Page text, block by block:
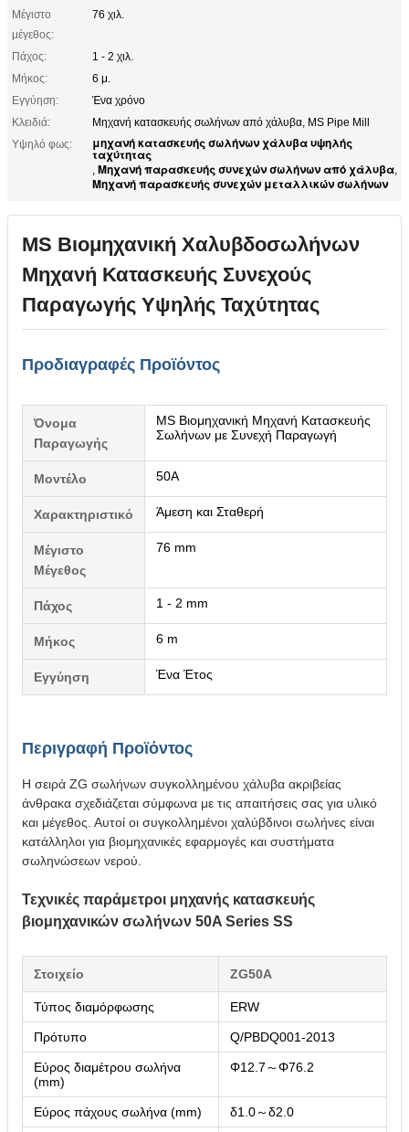
Μέγιστο
μέγεθος:
76 χιλ.
Πάχος:
1 - 2 χιλ.
Μήκος:
6 μ.
Εγγύηση:
Ένα χρόνο
Κλειδιά:
Μηχανή κατασκευής σωλήνων από χάλυβα, MS Pipe Mill
Υψηλό φως:
μηχανή κατασκευής σωλήνων χάλυβα υψηλής
ταχύτητας
, Μηχανή παρασκευής συνεχών σωλήνων από χάλυβα,
Μηχανή παρασκευής συνεχών μεταλλικών σωλήνων
MS Βιομηχανική Χαλυβδοσωλήνων
Μηχανή Κατασκευής Συνεχούς
Παραγωγής Υψηλής Ταχύτητας
Προδιαγραφές Προϊόντος
Όνομα
Παραγωγής
MS Βιομηχανική Μηχανή Κατασκευής
Σωλήνων με Συνεχή Παραγωγή
Μοντέλο 50A
Χαρακτηριστικό Άμεση και Σταθερή
Μέγιστο
Μέγεθος
76 mm
Πάχος 1 - 2 mm
Μήκος 6 m
Εγγύηση Ένα Έτος
Περιγραφή Προϊόντος
Η σειρά ZG σωλήνων συγκολλημένου χάλυβα ακριβείας
άνθρακα σχεδιάζεται σύμφωνα με τις απαιτήσεις σας για υλικό
και μέγεθος. Αυτοί οι συγκολλημένοι χαλύβδινοι σωλήνες είναι
κατάλληλοι για βιομηχανικές εφαρμογές και συστήματα
σωληνώσεων νερού.
Τεχνικές παράμετροι μηχανής κατασκευής
βιομηχανικών σωλήνων 50A Series SS
Στοιχείο ZG50A
Τύπος διαμόρφωσης ERW
Πρότυπο Q/PBDQ001-2013
Εύρος διαμέτρου σωλήνα
(mm)
Φ12.7～Φ76.2
Εύρος πάχους σωλήνα (mm) δ1.0～δ2.0